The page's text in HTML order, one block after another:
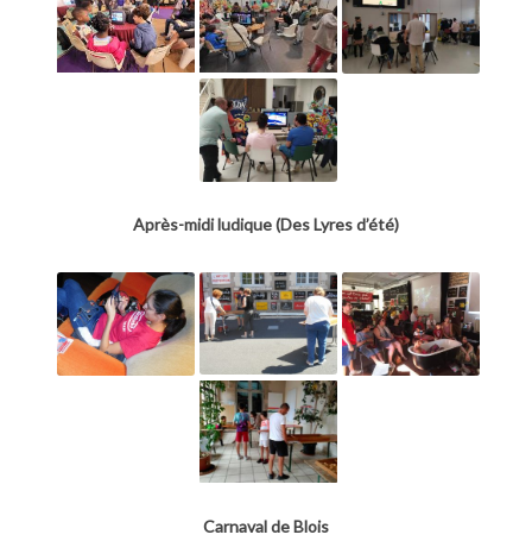
Après-midi ludique (Des Lyres d’été)
Carnaval de Blois